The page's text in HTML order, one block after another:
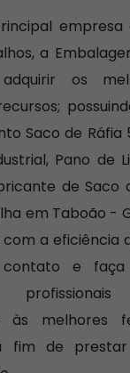
empresa
a
os
Saco de Ráfia
Pano de
de Saco
em Taboão -
a eficiência
e faça
às melhores
fim de